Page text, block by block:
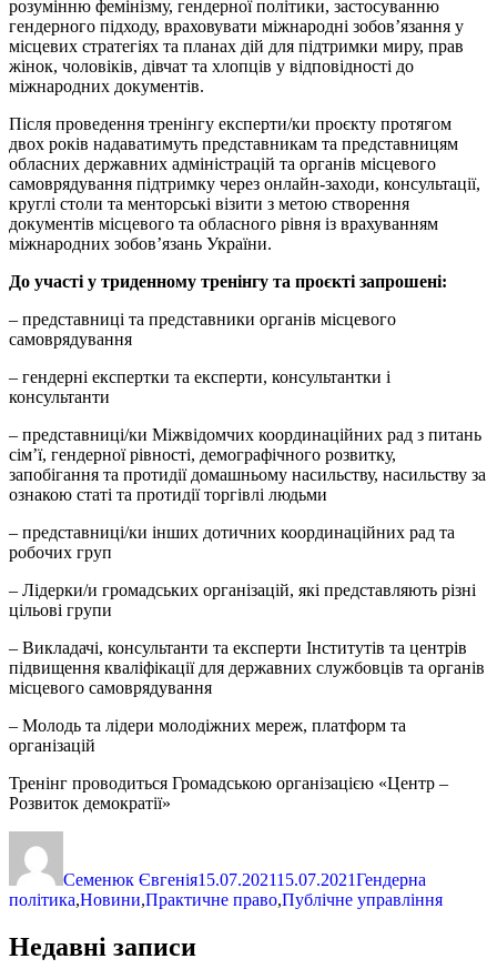
розумінню фемінізму, гендерної політики, застосуванню
гендерного підходу, враховувати міжнародні зобов’язання у
місцевих стратегіях та планах дій для підтримки миру, прав
жінок, чоловіків, дівчат та хлопців у відповідності до
міжнародних документів.
Після проведення тренінгу експерти/ки проєкту протягом
двох років надаватимуть представникам та представницям
обласних державних адміністрацій та органів місцевого
самоврядування підтримку через онлайн-заходи, консультації,
круглі столи та менторські візити з метою створення
документів місцевого та обласного рівня із врахуванням
міжнародних зобов’язань України.
До участі у триденному тренінгу та проєкті запрошені:
– представниці та представники органів місцевого
самоврядування
– гендерні експертки та експерти, консультантки і
консультанти
– представниці/ки Міжвідомчих координаційних рад з питань
сім’ї, гендерної рівності, демографічного розвитку,
запобігання та протидії домашньому насильству, насильству за
ознакою статі та протидії торгівлі людьми
– представниці/ки інших дотичних координаційних рад та
робочих груп
– Лідерки/и громадських організацій, які представляють різні
цільові групи
– Викладачі, консультанти та експерти Інститутів та центрів
підвищення кваліфікації для державних службовців та органів
місцевого самоврядування
– Молодь та лідери молодіжних мереж, платформ та
організацій
Тренінг проводиться Громадською організацією «Центр –
Розвиток демократії»
Семенюк Євгенія15.07.202115.07.2021Гендерна
політика,Новини,Практичне право,Публічне управління
Недавні записи